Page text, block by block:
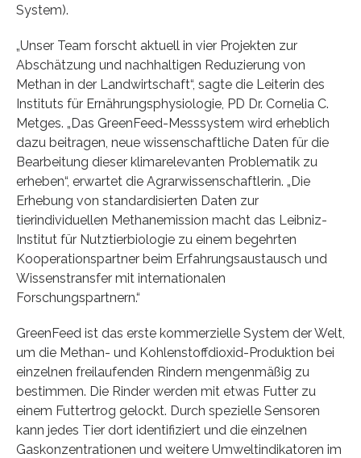
System).
„Unser Team forscht aktuell in vier Projekten zur
Abschätzung und nachhaltigen Reduzierung von
Methan in der Landwirtschaft“, sagte die Leiterin des
Instituts für Ernährungsphysiologie, PD Dr. Cornelia C.
Metges. „Das GreenFeed-Messsystem wird erheblich
dazu beitragen, neue wissenschaftliche Daten für die
Bearbeitung dieser klimarelevanten Problematik zu
erheben“, erwartet die Agrarwissenschaftlerin. „Die
Erhebung von standardisierten Daten zur
tierindividuellen Methanemission macht das Leibniz-
Institut für Nutztierbiologie zu einem begehrten
Kooperationspartner beim Erfahrungsaustausch und
Wissenstransfer mit internationalen
Forschungspartnern.“
GreenFeed ist das erste kommerzielle System der Welt,
um die Methan- und Kohlenstoffdioxid-Produktion bei
einzelnen freilaufenden Rindern mengenmäßig zu
bestimmen. Die Rinder werden mit etwas Futter zu
einem Futtertrog gelockt. Durch spezielle Sensoren
kann jedes Tier dort identifiziert und die einzelnen
Gaskonzentrationen und weitere Umweltindikatoren im